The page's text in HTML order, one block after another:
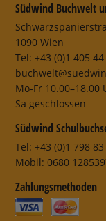
Südwind Buchwelt
1090 Wien
Tel: +43 (0)1 405
Mo-Fr 10.00–18.00
Sa geschlossen
Südwind
Tel: +43 (0)1 798
Mobil: 0680
Zahlungsmethoden